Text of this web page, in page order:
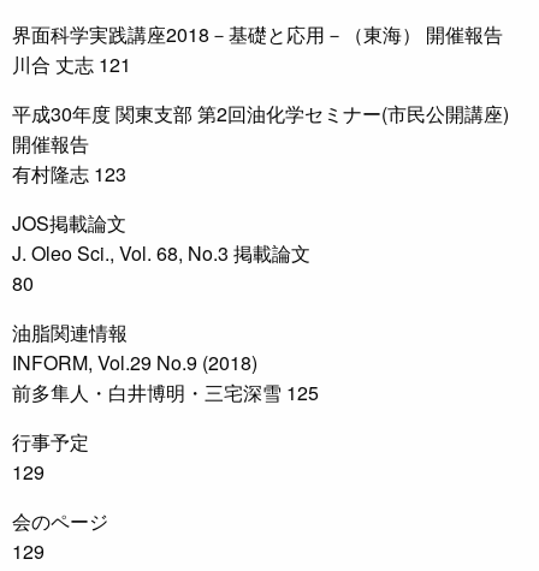
界面科学実践講座2018－基礎と応用－（東海） 開催報告
川合 丈志 121
平成30年度 関東支部 第2回油化学セミナー(市民公開講座)
開催報告
有村隆志 123
JOS掲載論文
J. Oleo Sci., Vol. 68, No.3 掲載論文
80
油脂関連情報
INFORM, Vol.29 No.9 (2018)
前多隼人・白井博明・三宅深雪 125
行事予定
129
会のページ
129